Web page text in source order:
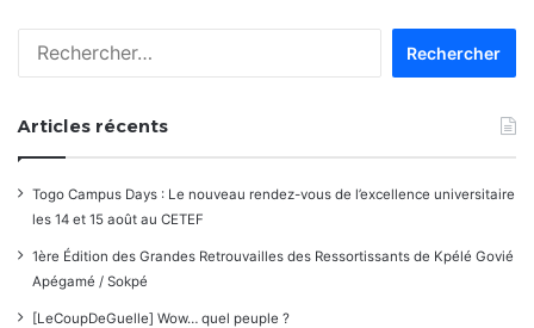
Articles récents
Togo Campus Days : Le nouveau rendez-vous de l’excellence universitaire
les 14 et 15 août au CETEF
1ère Édition des Grandes Retrouvailles des Ressortissants de Kpélé Govié
Apégamé / Sokpé
[LeCoupDeGuelle] Wow… quel peuple ?